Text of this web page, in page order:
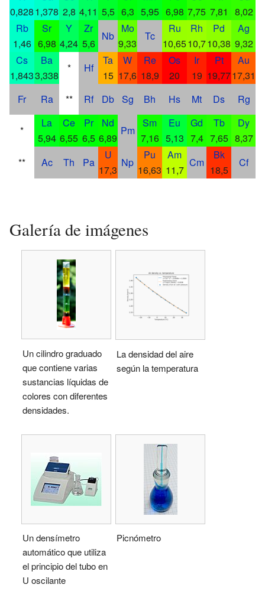
0,8281,378 2,8 4,11 5,5 6,3 5,95 6,98 7,75 7,81
8,02
Rb
1,46
Sr
6,98
Y
4,24
Zr
5,6
Nb
Mo
9,33
Tc
Ru
10,65
Rh
10,7
Pd
10,38
Ag
9,32
Cs
1,843
Ba
3,338
* Hf
Ta
15
W
17,6
Re
18,9
Os
20
Ir
19
Pt
19,77
Au
17,31
Fr Ra ** Rf Db Sg Bh Hs Mt Ds Rg
*
La
5,94
Ce
6,55
Pr
6,5
Nd
6,89
Pm
Sm
7,16
Eu
5,13
Gd
7,4
Tb
7,65
Dy
8,37
**
Ac Th Pa
U
17,3
Np
Pu
16,63
Am
11,7
Cm
Bk
18,5
Cf
Galería de imágenes
Un cilindro graduado
que contiene varias
sustancias líquidas de
colores con diferentes
densidades.
La densidad del aire
según la temperatura
Un densímetro
automático que utiliza
el principio del tubo en
U oscilante
Picnómetro